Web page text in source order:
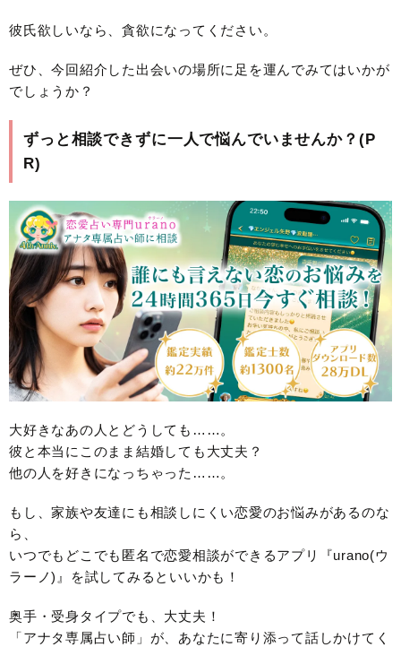
彼氏欲しいなら、貪欲になってください。
ぜひ、今回紹介した出会いの場所に足を運んでみてはいかが
でしょうか？
ずっと相談できずに一人で悩んでいませんか？(P
R)
大好きなあの人とどうしても……。
彼と本当にこのまま結婚しても大丈夫？
他の人を好きになっちゃった……。
もし、家族や友達にも相談しにくい恋愛のお悩みがあるのな
ら、
いつでもどこでも匿名で恋愛相談ができるアプリ『urano(ウ
ラーノ)』を試してみるといいかも！
奥手・受身タイプでも、大丈夫！
「アナタ専属占い師」が、あなたに寄り添って話しかけてく